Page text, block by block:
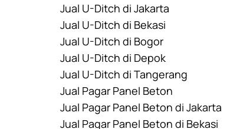
Jual U-Ditch di Jakarta
Jual U-Ditch di Bekasi
Jual U-Ditch di Bogor
Jual U-Ditch di Depok
Jual U-Ditch di Tangerang
Jual Pagar Panel Beton
Jual Pagar Panel Beton di Jakarta
Jual Pagar Panel Beton di Bekasi